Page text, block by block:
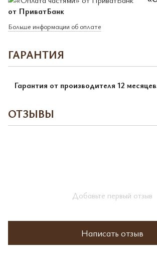
от ПриватБанк
Больше информации об оплате
ГАРАНТИЯ
Гарантия от производителя 12
ОТЗЫВЫ
Добавьте первый отзыв
Написать отзыв